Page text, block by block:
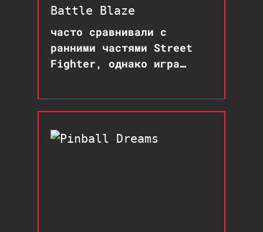
Battle Blaze
часто сравнивали с
ранними частями Street
Fighter, однако игра
использование холодного
оружия и магии